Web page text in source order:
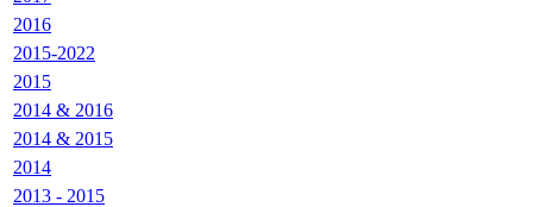
2016
2015-2022
2015
2014 & 2016
2014 & 2015
2014
2013 - 2015